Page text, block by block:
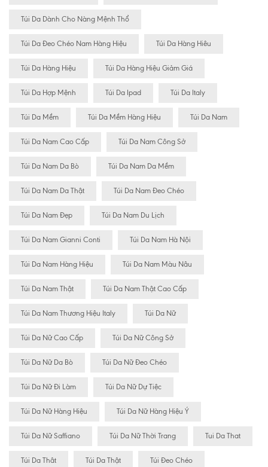
Túi Da Dành Cho Nàng Mệnh Thổ
Túi Da Đeo Chéo Nam Hàng Hiệu Túi Da Hàng Hiêu
Túi Da Hàng Hiệu Túi Da Hàng Hiệu Giảm Giá
Túi Da Hợp Mệnh Túi Da Ipad Túi Da Italy
Túi Da Mềm Túi Da Mềm Hàng Hiệu Túi Da Nam
Túi Da Nam Cao Cấp Túi Da Nam Công Sở
Túi Da Nam Da Bò Túi Da Nam Da Mềm
Túi Da Nam Da Thật Túi Da Nam Đeo Chéo
Túi Da Nam Đẹp Túi Da Nam Du Lịch
Túi Da Nam Gianni Conti Túi Da Nam Hà Nội
Túi Da Nam Hàng Hiệu Túi Da Nam Màu Nâu
Túi Da Nam Thật Túi Da Nam Thật Cao Cấp
Túi Da Nam Thương Hiệu Italy Túi Da Nữ
Túi Da Nữ Cao Cấp Túi Da Nữ Công Sở
Túi Da Nữ Da Bò Túi Da Nữ Đeo Chéo
Túi Da Nữ Đi Làm Túi Da Nữ Dự Tiệc
Túi Da Nữ Hàng Hiệu Túi Da Nữ Hàng Hiệu Ý
Túi Da Nữ Saffiano Túi Da Nữ Thời Trang Tui Da That
Túi Da Thât Túi Da Thật Túi Đeo Chéo